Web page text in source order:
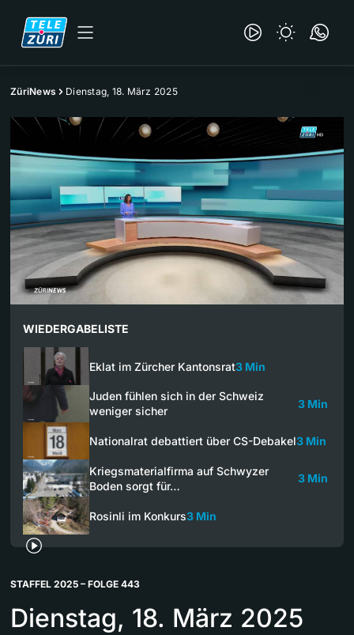
ZüriNews Dienstag, 18. März 2025
WIEDERGABELISTE
Eklat im Zürcher Kantonsrat3 Min
Juden fühlen sich in der Schweiz
weniger sicher
3 Min
Nationalrat debattiert über CS-Debakel3 Min
Kriegsmaterialfirma auf Schwyzer
Boden sorgt für…
3 Min
Rosinli im Konkurs3 Min
STAFFEL 2025 – FOLGE 443
Dienstag, 18. März 2025